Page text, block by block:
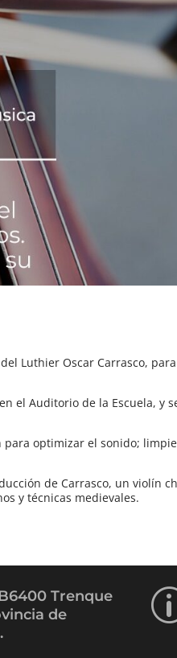
Luthier Oscar Carrasco,
el Auditorio de la Escuela, y
optimizar el sonido;
de Carrasco, un violín
y técnicas medievales.
Trenque
de